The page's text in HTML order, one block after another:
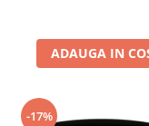
ADAUGA IN
-17%